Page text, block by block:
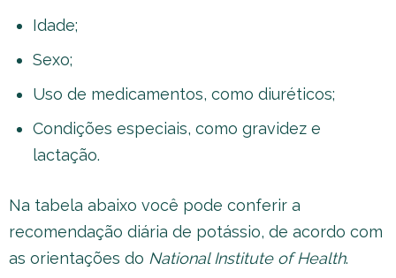
Idade;
Sexo;
Uso de medicamentos, como diuréticos;
Condições especiais, como gravidez e
lactação.
Na tabela abaixo você pode conferir a
recomendação diária de potássio, de acordo com
as orientações do National Institute of Health.